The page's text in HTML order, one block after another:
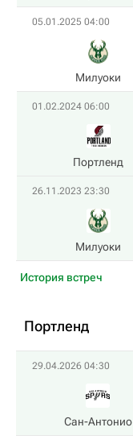
05.01.2025 04:00
Милуоки
01.02.2024 06:00
Портленд
26.11.2023 23:30
Милуоки
История встреч
Портленд
29.04.2026 04:30
Сан-Антонио